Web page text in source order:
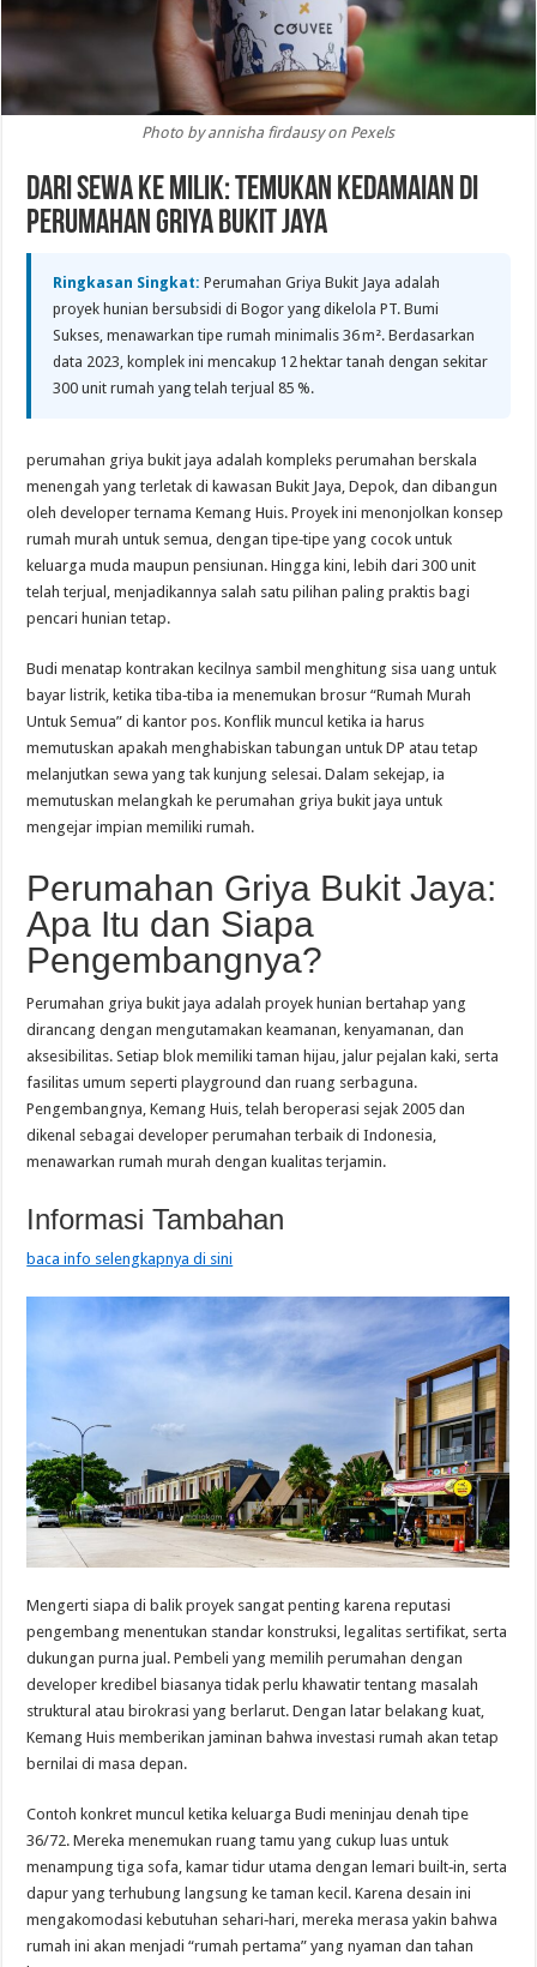
Photo by annisha firdausy on Pexels
Dari Sewa ke Milik: Temukan Kedamaian di
Perumahan Griya Bukit Jaya
Ringkasan Singkat: Perumahan Griya Bukit Jaya adalah
proyek hunian bersubsidi di Bogor yang dikelola PT. Bumi
Sukses, menawarkan tipe rumah minimalis 36 m². Berdasarkan
data 2023, komplek ini mencakup 12 hektar tanah dengan sekitar
300 unit rumah yang telah terjual 85 %.
perumahan griya bukit jaya adalah kompleks perumahan berskala
menengah yang terletak di kawasan Bukit Jaya, Depok, dan dibangun
oleh developer ternama Kemang Huis. Proyek ini menonjolkan konsep
rumah murah untuk semua, dengan tipe‑tipe yang cocok untuk
keluarga muda maupun pensiunan. Hingga kini, lebih dari 300 unit
telah terjual, menjadikannya salah satu pilihan paling praktis bagi
pencari hunian tetap.
Budi menatap kontrakan kecilnya sambil menghitung sisa uang untuk
bayar listrik, ketika tiba‑tiba ia menemukan brosur “Rumah Murah
Untuk Semua” di kantor pos. Konflik muncul ketika ia harus
memutuskan apakah menghabiskan tabungan untuk DP atau tetap
melanjutkan sewa yang tak kunjung selesai. Dalam sekejap, ia
memutuskan melangkah ke perumahan griya bukit jaya untuk
mengejar impian memiliki rumah.
Perumahan Griya Bukit Jaya:
Apa Itu dan Siapa
Pengembangnya?
Perumahan griya bukit jaya adalah proyek hunian bertahap yang
dirancang dengan mengutamakan keamanan, kenyamanan, dan
aksesibilitas. Setiap blok memiliki taman hijau, jalur pejalan kaki, serta
fasilitas umum seperti playground dan ruang serbaguna.
Pengembangnya, Kemang Huis, telah beroperasi sejak 2005 dan
dikenal sebagai developer perumahan terbaik di Indonesia,
menawarkan rumah murah dengan kualitas terjamin.
Informasi Tambahan
baca info selengkapnya di sini
Mengerti siapa di balik proyek sangat penting karena reputasi
pengembang menentukan standar konstruksi, legalitas sertifikat, serta
dukungan purna jual. Pembeli yang memilih perumahan dengan
developer kredibel biasanya tidak perlu khawatir tentang masalah
struktural atau birokrasi yang berlarut. Dengan latar belakang kuat,
Kemang Huis memberikan jaminan bahwa investasi rumah akan tetap
bernilai di masa depan.
Contoh konkret muncul ketika keluarga Budi meninjau denah tipe
36/72. Mereka menemukan ruang tamu yang cukup luas untuk
menampung tiga sofa, kamar tidur utama dengan lemari built‑in, serta
dapur yang terhubung langsung ke taman kecil. Karena desain ini
mengakomodasi kebutuhan sehari‑hari, mereka merasa yakin bahwa
rumah ini akan menjadi “rumah pertama” yang nyaman dan tahan